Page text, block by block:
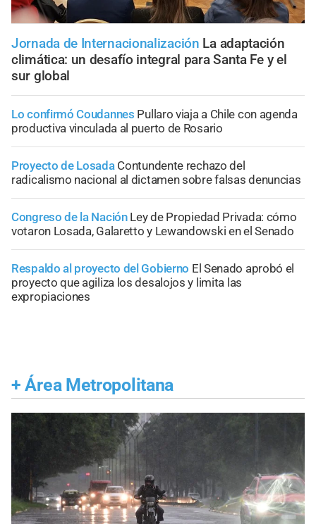
Jornada de Internacionalización La adaptación
climática: un desafío integral para Santa Fe y el
sur global
Lo confirmó Coudannes Pullaro viaja a Chile con agenda
productiva vinculada al puerto de Rosario
Proyecto de Losada Contundente rechazo del
radicalismo nacional al dictamen sobre falsas denuncias
Congreso de la Nación Ley de Propiedad Privada: cómo
votaron Losada, Galaretto y Lewandowski en el Senado
Respaldo al proyecto del Gobierno El Senado aprobó el
proyecto que agiliza los desalojos y limita las
expropiaciones
+ Área Metropolitana